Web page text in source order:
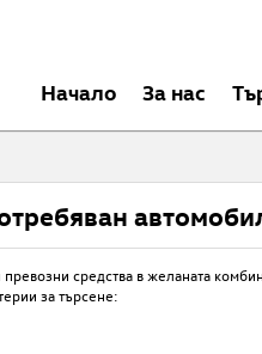
Началo За нас
средства в желаната
за търсене: